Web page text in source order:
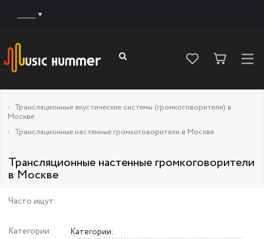
Трансляционные акустические системы (громкоговорители) в
Москве
Трансляционные настенные громкоговорители в Москве
Трансляционные настенные громкоговорители
в Москве
Часто ищут:
Категории:
Категории: